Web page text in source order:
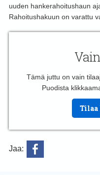
uuden hankerahoitushaun
Rahoitushakuun on varattu
Tämä juttu on vain
Puodista
Jaa: